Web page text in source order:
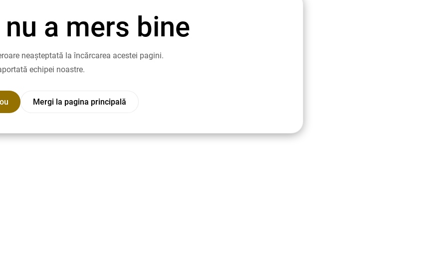
nu a mers bine
neașteptată la încărcarea acestei pagini.
echipei noastre.
Mergi la pagina principală